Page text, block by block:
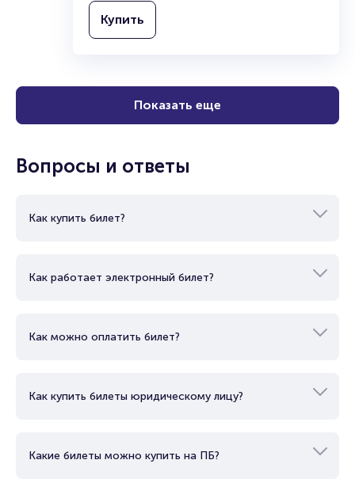
Купить
Показать еще
Вопросы и ответы
Как купить билет?
Как работает электронный билет?
Как можно оплатить билет?
Как купить билеты юридическому лицу?
Какие билеты можно купить на ПБ?